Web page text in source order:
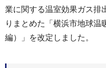
業に関する温室効果ガス排
りまとめた「横浜市地球温
編）」を改定しました。